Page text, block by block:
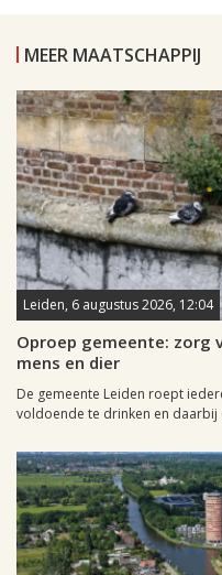
MEER MAATSCHAPPIJ
Leiden, 6 augustus 2026, 12:04
Oproep gemeente: zorg
mens en dier
De gemeente Leiden roept
voldoende te drinken en daarbij